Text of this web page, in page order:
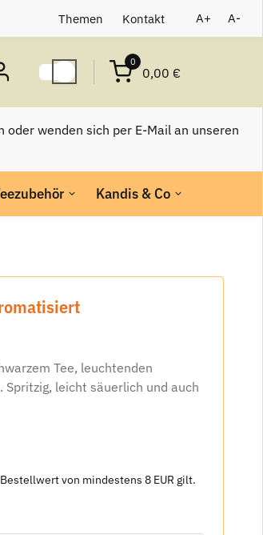
Themen Kontakt A+ A-
0
0,00 €
oder wenden sich per E-Mail an unseren
Kandis & Co
Tee, leuchtenden
leicht säuerlich und auch
von mindestens 8 EUR gilt.